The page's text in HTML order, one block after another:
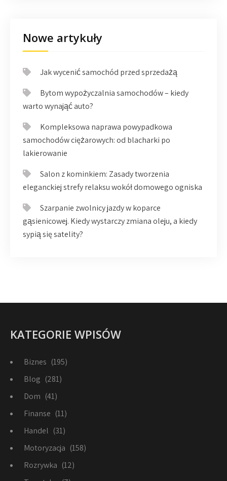
Nowe artykuły
Jak wycenić samochód przed sprzedażą
Bytom wypożyczalnia samochodów – kiedy
warto wynająć auto?
Kompleksowa naprawa powypadkowa
samochodów ciężarowych: od blacharki po
lakierowanie
Salon z kominkiem: Zasady tworzenia
eleganckiej strefy relaksu wokół domowego ogniska
Szarpanie zwolnicy jazdy w koparce
gąsienicowej. Kiedy wystarczy zmiana oleju, a kiedy
sypią się satelity?
KATEGORIE WPISÓW
Biznes (195)
Blog (281)
Dom (41)
Finanse (11)
Handel (31)
Motoryzacja (158)
Rozrywka (12)